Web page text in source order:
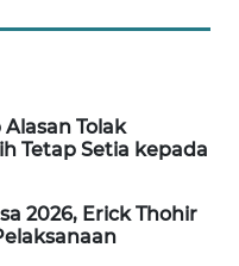
Tolak
Tetap Setia kepada
2026, Erick Thohir